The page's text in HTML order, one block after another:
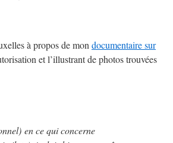
à propos de mon documentaire sur
et l’illustrant de photos trouvées
en ce qui concerne